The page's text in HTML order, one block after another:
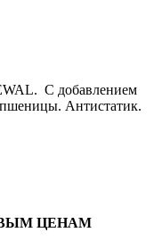
С добавлением
пшеницы. Антистатик.
ЦЕНАМ